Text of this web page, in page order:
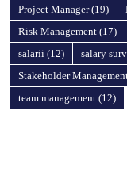
Project Manager(19)
Risk Management(17)
salarii (12) salary
Stakeholder
team management(12)